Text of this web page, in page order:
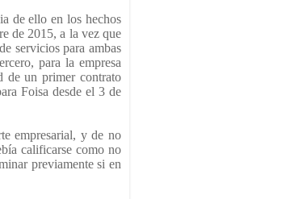
de ello en los hechos
de 2015, a la vez que
servicios para ambas
para la empresa
de un primer contrato
Foisa desde el 3 de
empresarial, y de no
calificarse como no
previamente si en